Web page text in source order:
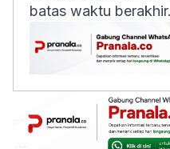
batas waktu